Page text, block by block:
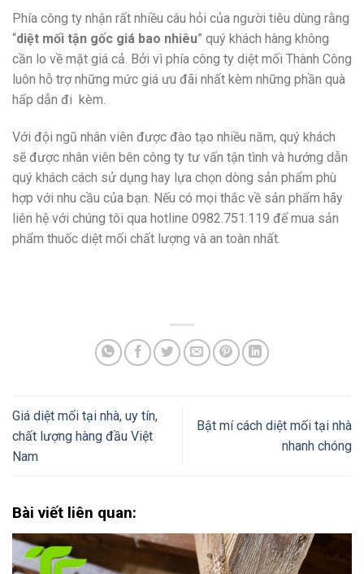
Phía công ty nhận rất nhiều câu hỏi của người tiêu dùng rằng
“diệt mối tận gốc giá bao nhiêu” quý khách hàng không
cần lo về mặt giá cả. Bởi vì phía công ty diệt mối Thành Công
luôn hỗ trợ những mức giá ưu đãi nhất kèm những phần quà
hấp dẫn đi kèm.
Với đội ngũ nhân viên được đào tạo nhiều năm, quý khách
sẽ được nhân viên bên công ty tư vấn tận tình và hướng dẫn
quý khách cách sử dụng hay lựa chọn dòng sản phẩm phù
hợp với nhu cầu của bạn. Nếu có mọi thắc về sản phẩm hãy
liên hệ với chúng tôi qua hotline 0982.751.119 để mua sản
phẩm thuốc diệt mối chất lượng và an toàn nhất.
Giá diệt mối tại nhà, uy tín,
chất lượng hàng đầu Việt
Nam
Bật mí cách diệt mối tại nhà
nhanh chóng
Bài viết liên quan: